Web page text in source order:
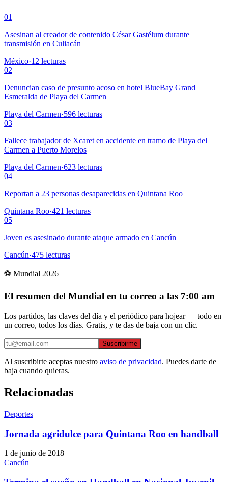
01
Asesinan al creador de contenido César Gastélum durante
transmisión en Culiacán
México·12 lecturas
02
Denuncian caso de presunto acoso en hotel BlueBay Grand
Esmeralda de Playa del Carmen
Playa del Carmen·596 lecturas
03
Fallece trabajador de Xcaret en accidente en tramo de Playa del
Carmen a Puerto Morelos
Playa del Carmen·623 lecturas
04
Reportan a 23 personas desaparecidas en Quintana Roo
Quintana Roo·421 lecturas
05
Joven es asesinado durante ataque armado en Cancún
Cancún·475 lecturas
⚽ Mundial 2026
El resumen del Mundial en tu correo a las 7:00 am
Los partidos, las claves del día y el periódico para hojear — todo en
un correo, todos los días. Gratis, y te das de baja con un clic.
Suscribirme
Al suscribirte aceptas nuestro aviso de privacidad. Puedes darte de
baja cuando quieras.
Relacionadas
Deportes
Jornada agridulce para Quintana Roo en handball
1 de junio de 2018
Cancún